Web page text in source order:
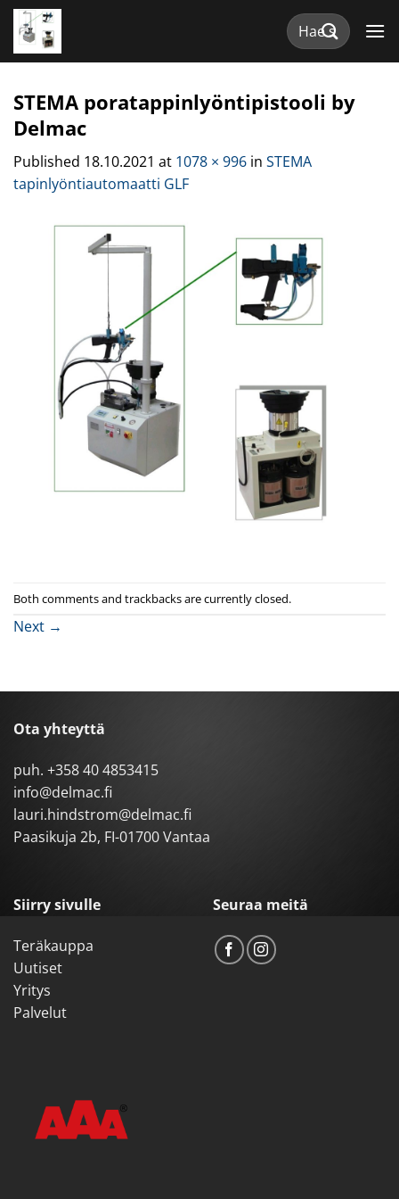
Skip
content
Etsi:
STEMA poratappinlyöntipistooli by
Delmac
Published 18.10.2021 at 1078 × 996 in STEMA
tapinlyöntiautomaatti GLF
Both comments and trackbacks are currently closed.
Next →
Ota yhteyttä
puh. +358 40 4853415
info@delmac.fi
lauri.hindstrom@delmac.fi
Paasikuja 2b, FI-01700 Vantaa
Siirry sivulle
Teräkauppa
Uutiset
Yritys
Palvelut
Seuraa meitä